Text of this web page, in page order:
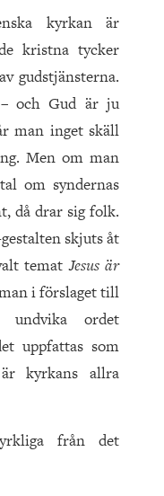
kyrkan är
kristna tycker
gudstjänsterna.
och Gud är ju
man inget skäll
Men om man
om syndernas
då drar sig folk.
skjuts åt
tematJesus är
i förslaget till
undvika ordet
uppfattas som
kyrkans allra
från det